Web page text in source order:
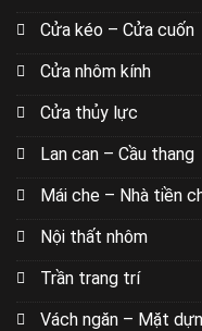
Cửa kéo – Cửa cuốn
Cửa nhôm kính
Cửa thủy lực
Lan can – Cầu thang
Mái che – Nhà tiền
Nội thất nhôm
Trần trang trí
Vách ngăn – Mặt